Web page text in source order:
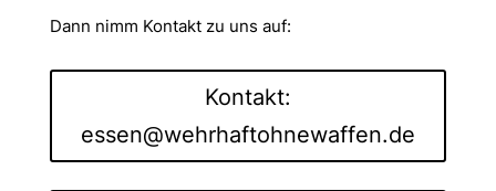
Dann nimm Kontakt zu uns auf:
Kontakt:
essen@wehrhaftohnewaffen.de